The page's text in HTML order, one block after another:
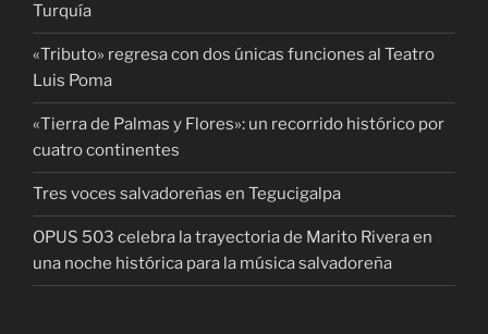
Turquía
«Tributo» regresa con dos únicas funciones al Teatro
Luis Poma
«Tierra de Palmas y Flores»: un recorrido histórico por
cuatro continentes
Tres voces salvadoreñas en Tegucigalpa
OPUS 503 celebra la trayectoria de Marito Rivera en
una noche histórica para la música salvadoreña